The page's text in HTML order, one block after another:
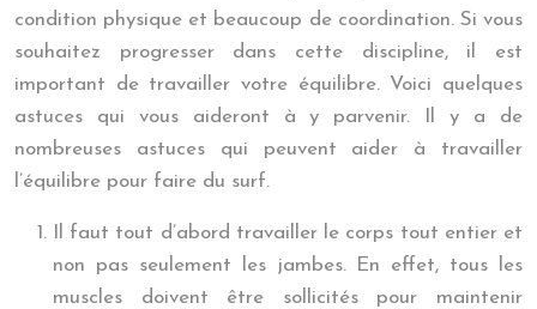
condition physique et beaucoup de coordination. Si vous
souhaitez progresser dans cette discipline, il est
important de travailler votre équilibre. Voici quelques
astuces qui vous aideront à y parvenir. Il y a de
nombreuses astuces qui peuvent aider à travailler
l’équilibre pour faire du surf.
Il faut tout d’abord travailler le corps tout entier et
non pas seulement les jambes. En effet, tous les
muscles doivent être sollicités pour maintenir